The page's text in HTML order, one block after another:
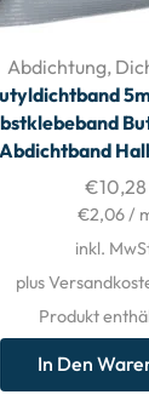
Abdichtung,
Abdichtband
€10,28
€2,06/
inkl.
plus
Produkt
In Den